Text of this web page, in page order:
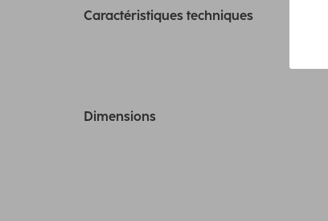
Caractéristiques techniques
Dimensions